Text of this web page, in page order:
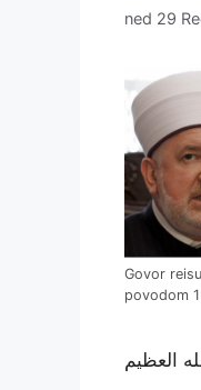
ned 29
Govor
povodom
العظيم